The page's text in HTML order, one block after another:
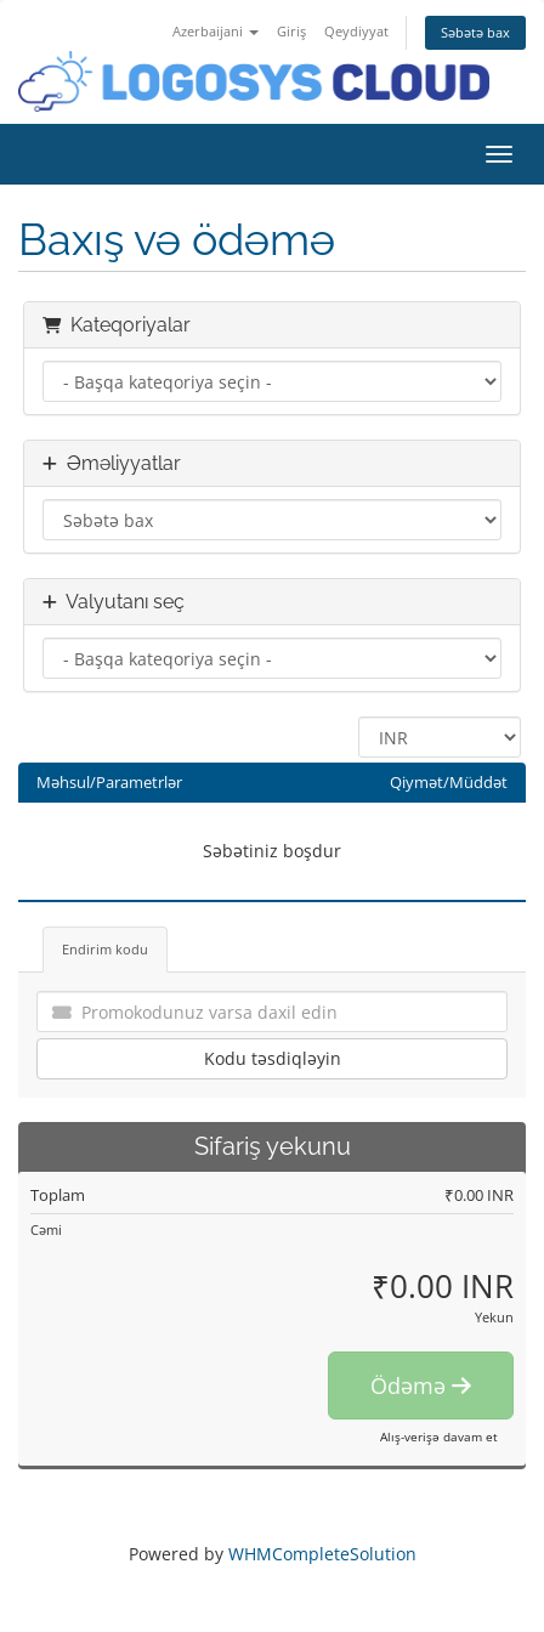
Azerbaijani Giriş Qeydiyyat Səbətə bax
Baxış və ödəmə
Kateqoriyalar
Əməliyyatlar
Valyutanı seç
Məhsul/Parametrlər Qiymət/Müddət
Səbətiniz boşdur
Endirim kodu
Kodu təsdiqləyin
Sifariş yekunu
Toplam ₹0.00 INR
Cəmi
₹0.00 INR
Yekun
Ödəmə
Alış-verişə davam et
Powered by WHMCompleteSolution